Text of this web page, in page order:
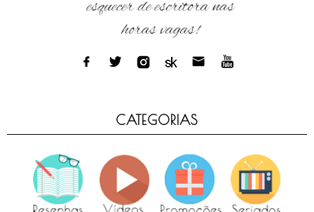
CATEGORIAS